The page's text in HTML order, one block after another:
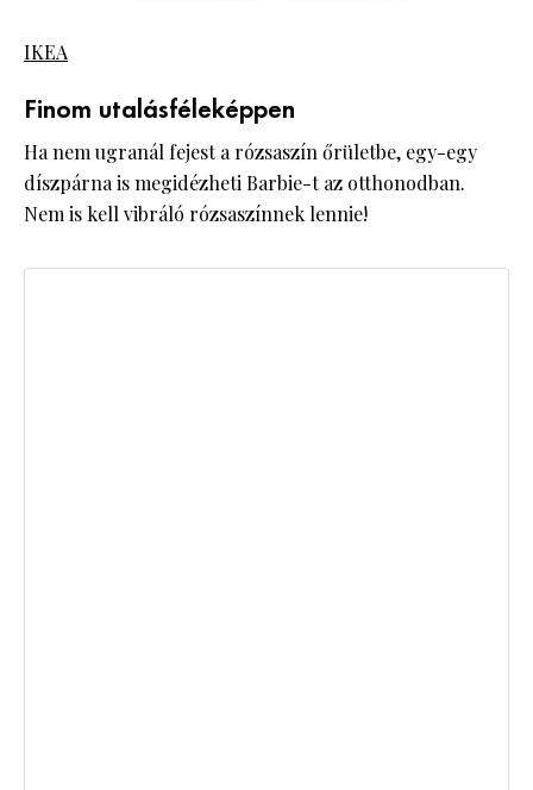
IKEA
Finom utalásféleképpen
Ha nem ugranál fejest a rózsaszín őrületbe, egy-egy
díszpárna is megidézheti Barbie-t az otthonodban.
Nem is kell vibráló rózsaszínnek lennie!